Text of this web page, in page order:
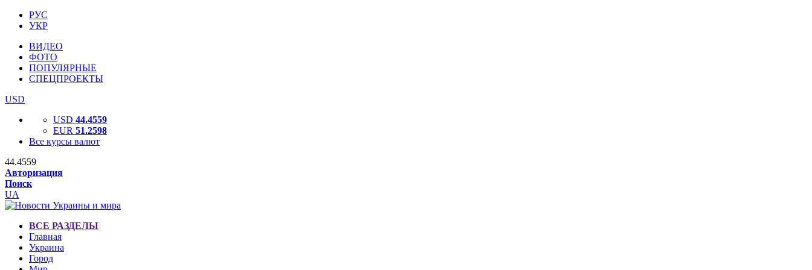
РУС
УКР
ВИДЕО
ФОТО
ПОПУЛЯРНЫЕ
СПЕЦПРОЕКТЫ
USD
USD 44.4559
EUR 51.2598
Все курсы валют
44.4559
Авторизация
Поиск
UA
ВСЕ РАЗДЕЛЫ
Главная
Украина
Город